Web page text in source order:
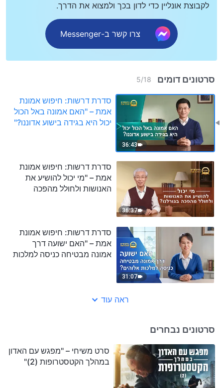
לקבוצת אונליין כדי לדון בכך ולמצוא את הדרך.
צרו קשר ב-Messenger
סרטונים דומים 5/18
36:43
סדרת דרשות: חיפוש אמונת
אמת – "האם אמונה באל הכול
יכול היא בגידה בישוע אדוננו?"
36:37
סדרת דרשות: חיפוש אמונת
אמת – "מי יכול להושיע את
האנושות ולחולל מהפכה
31:07
סדרת דרשות: חיפוש אמונת
אמת – "האם ישועה דרך
אמונה מבטיחה כניסה למלכות
ראה עוד
סרטונים נבחרים
סרט משיחי – "מפגש עם האדון
במהלך הקטסטרופות (2)"